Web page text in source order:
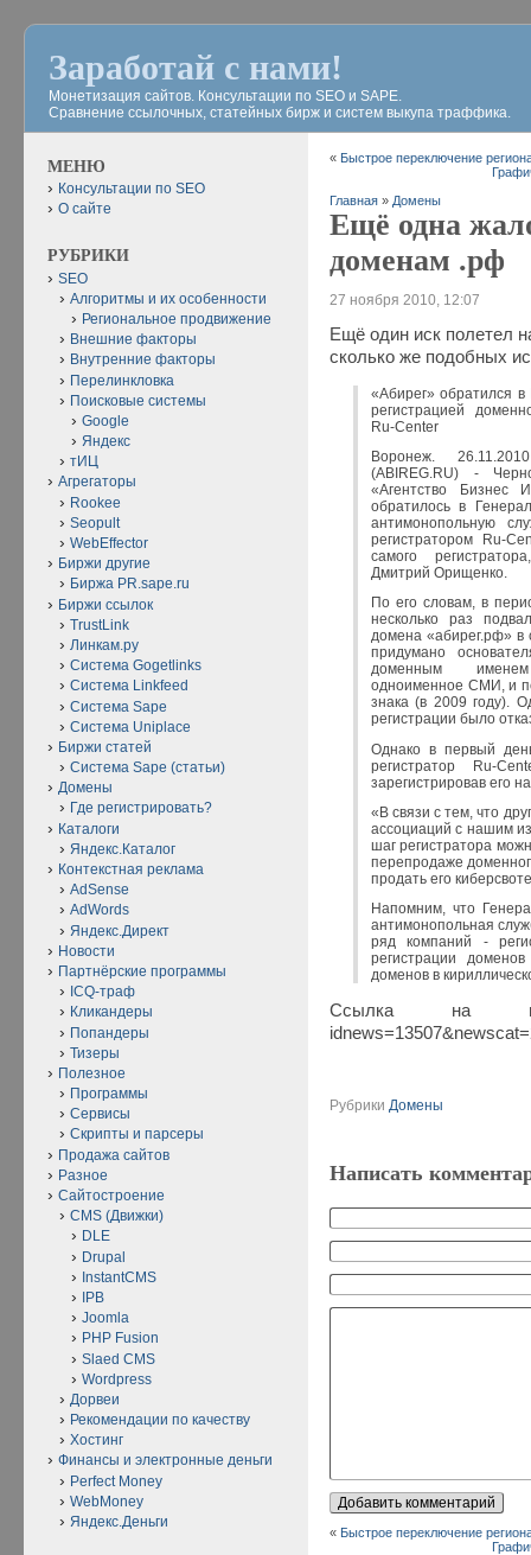
Заработай с нами!
Монетизация сайтов. Консультации по SEO и SAPE.
Сравнение ссылочных, статейных бирж и систем выкупа траффика.
« Быстрое переключение
Главная » Домены
Ещё одна
доменам .рф
27 ноября 2010, 12:07
Ещё один иск полетел
сколько же подобных
«Абирег» обратился
регистрацией
Ru-Center
Воронеж.
(ABIREG.RU) -
«Агентство Бизнес
обратилось в
антимонопольную
регистратором Ru-
самого
Дмитрий Орищенко.
По его словам, в
несколько раз
домена «абирег.рф» в
придумано
доменным именем
одноименное СМИ, и
знака (в 2009 году).
регистрации было
Однако в первый
регистратор Ru-
зарегистрировав его
«В связи с тем, что
ассоциаций с нашим
шаг регистратора
перепродаже
продать его
Напомним, что
антимонопольная
ряд компаний -
регистрации
доменов в
Ссылка на
Рубрики Домены
Написать
« Быстрое переключение
МЕНЮ
Консультации по SEO
О сайте
РУБРИКИ
SEO
Алгоритмы и их особенности
Региональное продвижение
Внешние факторы
Внутренние факторы
Перелинкловка
Поисковые системы
Google
Яндекс
тИЦ
Агрегаторы
Rookee
Seopult
WebEffector
Биржи другие
Биржа PR.sape.ru
Биржи ссылок
TrustLink
Линкам.ру
Система Gogetlinks
Система Linkfeed
Система Sape
Система Uniplace
Биржи статей
Система Sape (статьи)
Домены
Где регистрировать?
Каталоги
Яндекс.Каталог
Контекстная реклама
AdSense
AdWords
Яндекс.Директ
Новости
Партнёрские программы
ICQ-траф
Кликандеры
Попандеры
Тизеры
Полезное
Программы
Сервисы
Скрипты и парсеры
Продажа сайтов
Разное
Сайтостроение
CMS (Движки)
DLE
Drupal
InstantCMS
IPB
Joomla
PHP Fusion
Slaed CMS
Wordpress
Дорвеи
Рекомендации по качеству
Хостинг
Финансы и электронные деньги
Perfect Money
WebMoney
Яндекс.Деньги